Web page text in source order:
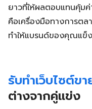
ยาวที่ให้ผลตอบแทนคุ้ม
คือเครื่องมือทางการต
ทำให้แบรนด์ของคุณแข็
รับทำเว็บไซต์ข
ต่างจากคู่แข่ง